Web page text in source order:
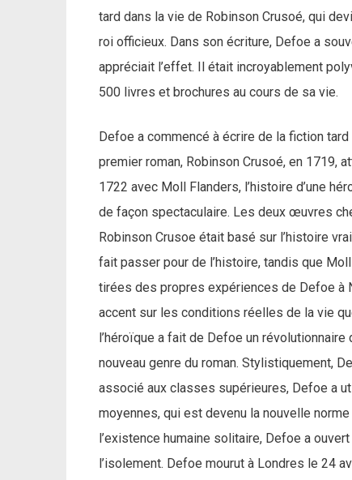
tard dans la vie de Robinson Crusoé, qui
roi officieux. Dans son écriture, Defoe a
appréciait l’effet. Il était incroyablement
500 livres et brochures au cours de sa vie.
Defoe a commencé à écrire de la fiction
premier roman, Robinson Crusoé, en 1719,
1722 avec Moll Flanders, l’histoire d’une
de façon spectaculaire. Les deux œuvres
Robinson Crusoe était basé sur l’histoire
fait passer pour de l’histoire, tandis que
tirées des propres expériences de Defoe à
accent sur les conditions réelles de la vie
l’héroïque a fait de Defoe un
nouveau genre du roman. Stylistiquement,
associé aux classes supérieures, Defoe a
moyennes, qui est devenu la nouvelle
l’existence humaine solitaire, Defoe a
l’isolement. Defoe mourut à Londres le 24